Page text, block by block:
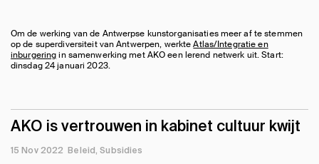
Om de werking van de Antwerpse kunstorganisaties meer af te stemmen
op de superdiversiteit van Antwerpen, werkteAtlas/Integratie en
inburgeringin samenwerking met AKO een lerend netwerk uit. Start:
dinsdag 24 januari 2023.
AKO is vertrouwen in kabinet cultuur kwijt
15 Nov 2022 Beleid Subsidies